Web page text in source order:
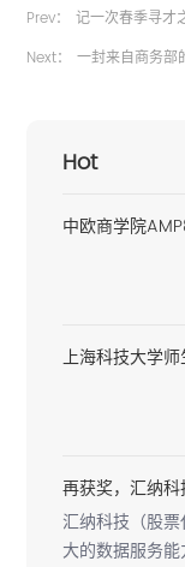
Prev：
记一次春季寻才
Next：
一封来自商务部
Hot
上海科技大学
汇纳科技（股
大的数据服务